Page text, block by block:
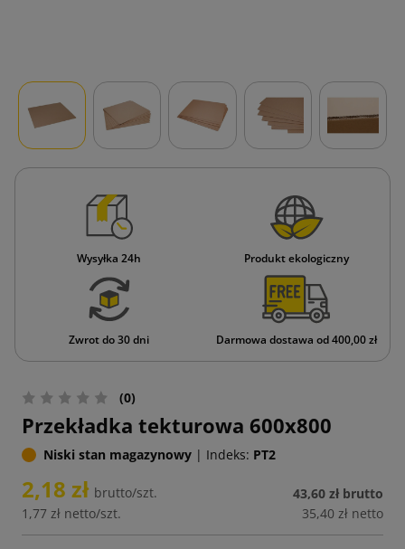
Wysyłka 24h Produkt ekologiczny
Zwrot do 30 dni Darmowa dostawa od 400,00 zł
(0)
Przekładka tekturowa 600x800
Niski stan magazynowy | Indeks: PT2
2,18 zł brutto/szt.
1,77 zł netto/szt.
43,60 zł brutto
35,40 zł netto